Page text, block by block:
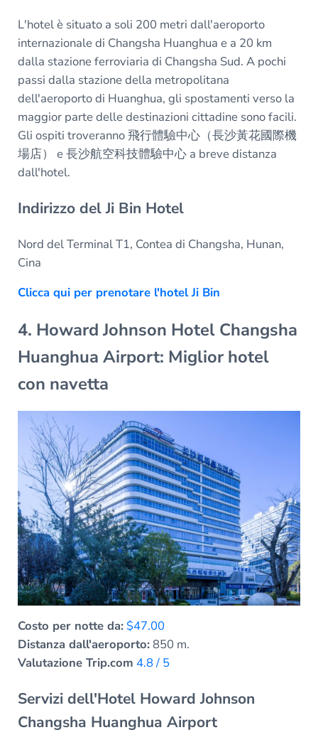
L'hotel è situato a soli 200 metri dall'aeroporto
internazionale di Changsha Huanghua e a 20 km
dalla stazione ferroviaria di Changsha Sud. A pochi
passi dalla stazione della metropolitana
dell'aeroporto di Huanghua, gli spostamenti verso la
maggior parte delle destinazioni cittadine sono facili.
Gli ospiti troveranno 飛行體驗中心（長沙黃花國際機
場店） e 長沙航空科技體驗中心 a breve distanza
dall'hotel.
Indirizzo del Ji Bin Hotel
Nord del Terminal T1, Contea di Changsha, Hunan,
Cina
Clicca qui per prenotare l'hotel Ji Bin
4. Howard Johnson Hotel Changsha
Huanghua Airport: Miglior hotel
con navetta
Costo per notte da: $47.00
Distanza dall'aeroporto:850 m.
Valutazione Trip.com 4.8 / 5
Servizi dell'Hotel Howard Johnson
Changsha Huanghua Airport